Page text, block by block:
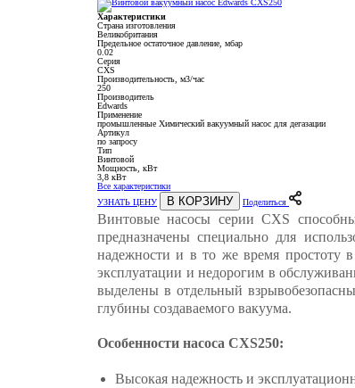
Характеристики
Страна изготовления
Великобритания
Предельное остаточное давление, мбар
0.02
Серия
CXS
Производительность, м3/час
250
Производитель
Edwards
Применение
промышленные Химический вакуумный насос для дегазации
Артикул
по запросу
Тип
Винтовой
Мощность, кВт
3,8 кВт
Все характеристики
УЗНАТЬ ЦЕНУ
В КОРЗИНУ Поделиться
Винтовые насосы серии CXS
предназначены специально для
надежности и в то же время простоту
эксплуатации и недорогим в
выделены в отдельный
глубины создаваемого вакуума.
Особенности насоса СXS250:
Высокая надежность и